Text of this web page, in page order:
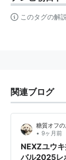
このタグの解
関連ブログ
糖質オフ
• 9ヶ月前
NEXZユウ
バル2025レ